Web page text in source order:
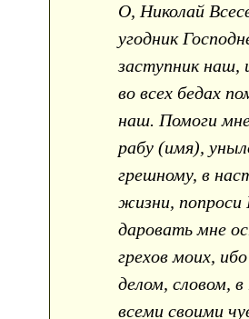
О, Николай
угодник
заступник наш,
во всех бедах
наш. Помоги
рабу (имя),
грешному, в
жизни, попроси
даровать мне
грехов моих,
делом, словом,
всеми своими